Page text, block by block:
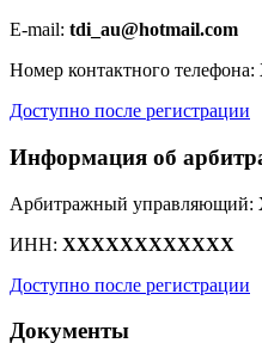
E-mail: tdi_au@hotmail.com
Номер контактного телефона:
Доступно после регистрации
Информация об
Арбитражный управляющий:
ИНН: XXXXXXXXXXXX
Доступно после регистрации
Документы